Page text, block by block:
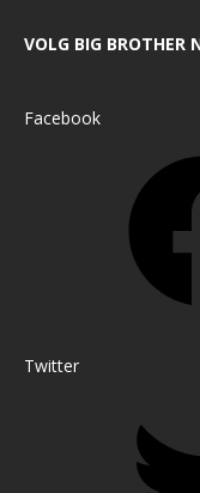
VOLG BIG BROTHER
Facebook
Twitter